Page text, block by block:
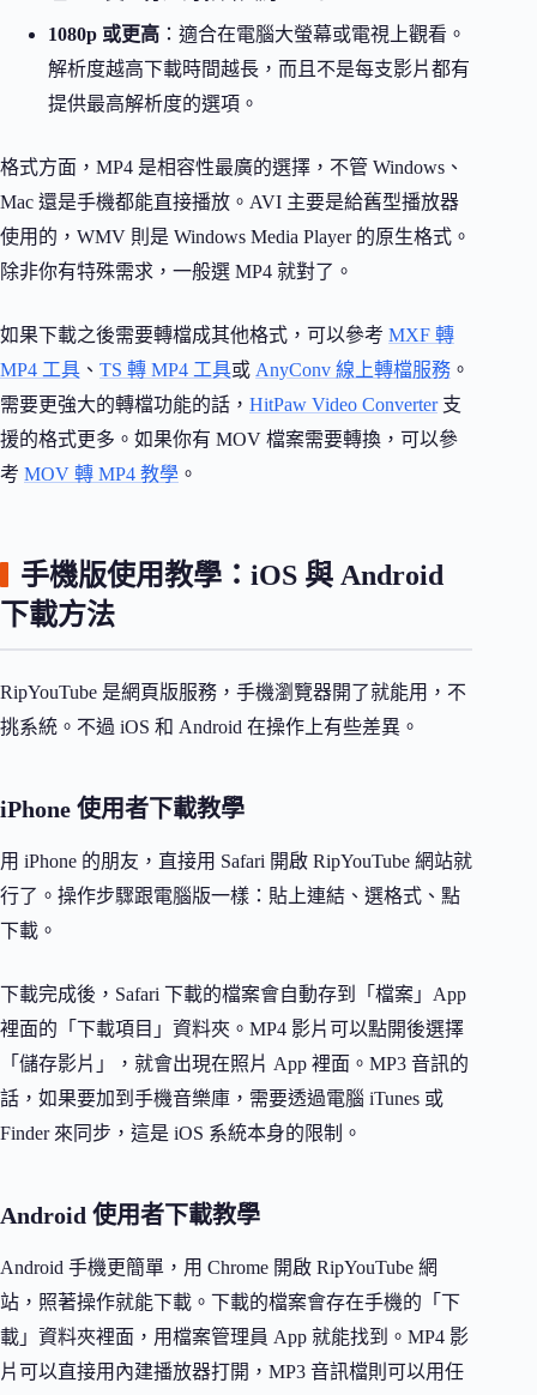
1080p 或更高 ：適合在電腦大螢幕或電視上觀看。
解析度越高下載時間越長，而且不是每支影片都有
提供最高解析度的選項。
格式方面，MP4 是相容性最廣的選擇，不管 Windows、
Mac 還是手機都能直接播放。AVI 主要是給舊型播放器
使用的，WMV 則是 Windows Media Player 的原生格式。
除非你有特殊需求，一般選 MP4 就對了。
如果下載之後需要轉檔成其他格式，可以參考 MXF 轉
MP4 工具 、 TS 轉 MP4 工具或 AnyConv 線上轉檔服務 。
需要更強大的轉檔功能的話， HitPaw Video Converter支
援的格式更多。如果你有 MOV 檔案需要轉換，可以參
考 MOV 轉 MP4 教學 。
手機版使用教學：iOS 與 Android
下載方法
RipYouTube 是網頁版服務，手機瀏覽器開了就能用，不
挑系統。不過 iOS 和 Android 在操作上有些差異。
iPhone 使用者下載教學
用 iPhone 的朋友，直接用 Safari 開啟 RipYouTube 網站就
行了。操作步驟跟電腦版一樣：貼上連結、選格式、點
下載。
下載完成後，Safari 下載的檔案會自動存到「檔案」App
裡面的「下載項目」資料夾。MP4 影片可以點開後選擇
「儲存影片」，就會出現在照片 App 裡面。MP3 音訊的
話，如果要加到手機音樂庫，需要透過電腦 iTunes 或
Finder 來同步，這是 iOS 系統本身的限制。
Android 使用者下載教學
Android 手機更簡單，用 Chrome 開啟 RipYouTube 網
站，照著操作就能下載。下載的檔案會存在手機的「下
載」資料夾裡面，用檔案管理員 App 就能找到。MP4 影
片可以直接用內建播放器打開，MP3 音訊檔則可以用任